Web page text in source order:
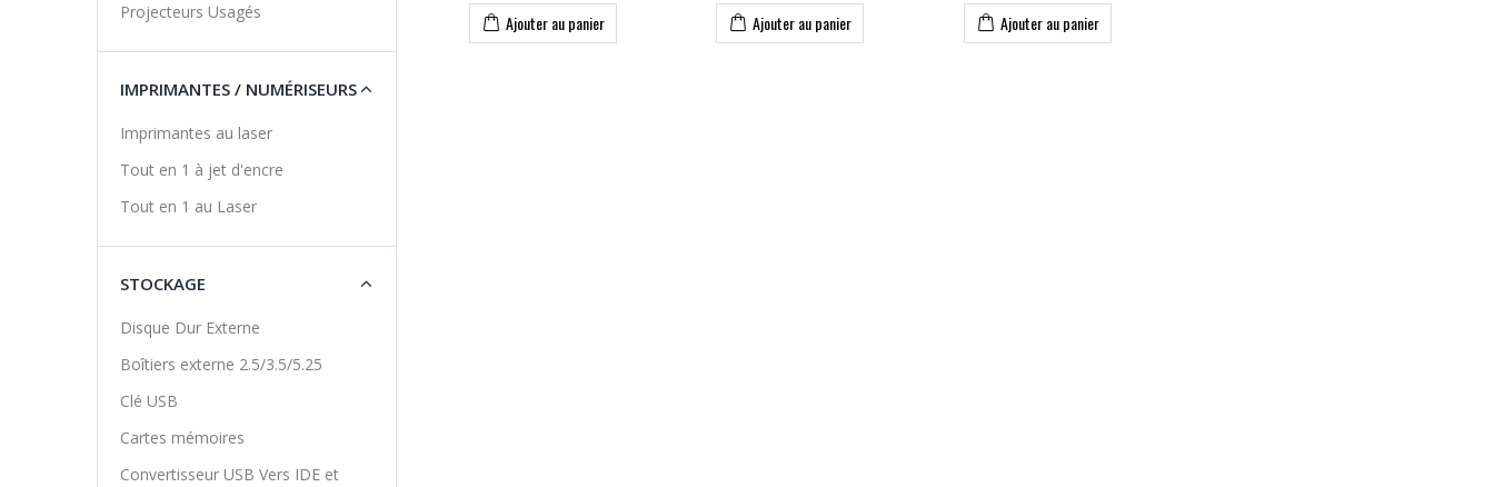
Ajouter au panier Ajouter au panier Ajouter au panier
Projecteurs Usagés
IMPRIMANTES / NUMÉRISEURS
Imprimantes au laser
Tout en 1 à jet d'encre
Tout en 1 au Laser
STOCKAGE
Disque Dur Externe
Boîtiers externe 2.5/3.5/5.25
Clé USB
Cartes mémoires
Convertisseur USB Vers IDE et